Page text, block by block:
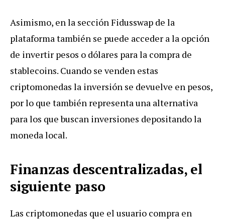
Asimismo, en la sección Fidusswap de la
plataforma también se puede acceder a la opción
de invertir pesos o dólares para la compra de
stablecoins. Cuando se venden estas
criptomonedas la inversión se devuelve en pesos,
por lo que también representa una alternativa
para los que buscan inversiones depositando la
moneda local.
Finanzas descentralizadas, el
siguiente paso
Las criptomonedas que el usuario compra en